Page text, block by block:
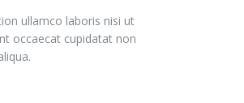
ullamco laboris nisi ut
occaecat cupidatat non